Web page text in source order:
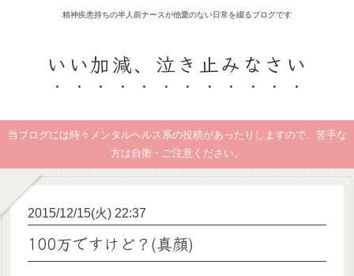
精神疾患持ちの半人前ナースが他愛のない日常を綴るブログです
いい加減、泣き止みなさい
当ブログには時々メンタルヘルス系の投稿があったりしますので、苦手な
方は自衛・ご注意ください。
2015/12/15(火) 22:37
100万ですけど？(真顔)